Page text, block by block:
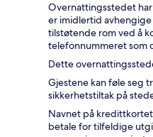
Overnattingsstedet
er imidlertid
tilstøtende rom ved å
telefonnummeret som
Dette
Gjestene kan føle seg
sikkerhetstiltak på
Navnet på
betale for tilfeldige